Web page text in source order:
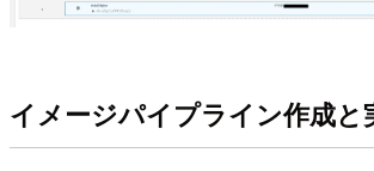
イメージパイプライン作成と